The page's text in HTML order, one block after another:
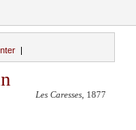
Les Caresses , 1877